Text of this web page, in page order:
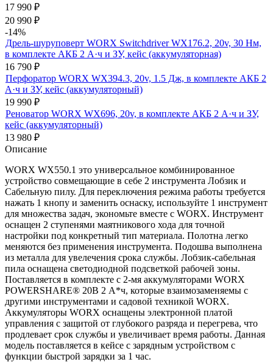
17 990 ₽
20 990 ₽
-14%
Дрель-шуруповерт WORX Switchdriver WX176.2, 20v, 30 Нм,
в комплекте АКБ 2 А·ч и ЗУ, кейс (аккумуляторная)
16 790 ₽
Перфоратор WORX WX394.3, 20v, 1.5 Дж, в комплекте АКБ 2
А·ч и ЗУ, кейс (аккумуляторный)
19 990 ₽
Реноватор WORX WX696, 20v, в комплекте АКБ 2 А·ч и ЗУ,
кейс (аккумуляторный)
13 980 ₽
Описание
WORX WX550.1 это универсальное комбинированное
устройство совмещающие в себе 2 инструмента Лобзик и
Сабельную пилу. Для переключения режима работы требуется
нажать 1 кнопу и заменить оснаску, используйте 1 инструмент
для множества задач, экономьте вместе с WORX. Инструмент
оснащен 2 ступенями маятникового хода для точной
настройки под конкретный тип материала. Полотна легко
меняются без применения инструмента. Подошва выполнена
из металла для увелечения срока службы. Лобзик-сабельная
пила оснащена светодиодной подсветкой рабочей зоны.
Поставляется в комплекте с 2-мя аккумуляторами WORX
POWERSHARE® 20В 2 А*ч, которые взаимозаменяемы с
другими инструментами и садовой техникой WORX.
Аккумуляторы WORX оснащены электронной платой
управления с защитой от глубокого разряда и перегрева, что
продлевает срок службы и увеличивает время работы. Данная
модель поставляется в кейсе с зарядным устройством с
функции быстрой зарядки за 1 час.